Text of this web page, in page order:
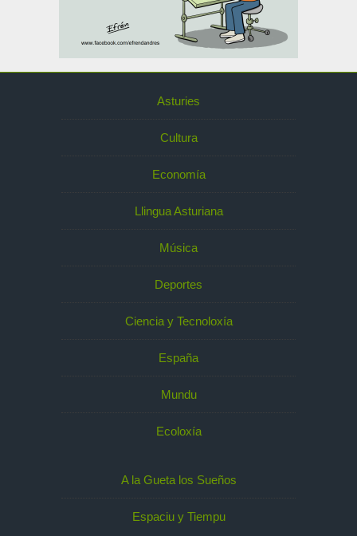
Asturies
Cultura
Economía
Llingua Asturiana
Música
Deportes
Ciencia y Tecnoloxía
España
Mundu
Ecoloxía
A la Gueta los Sueños
Espaciu y Tiempu